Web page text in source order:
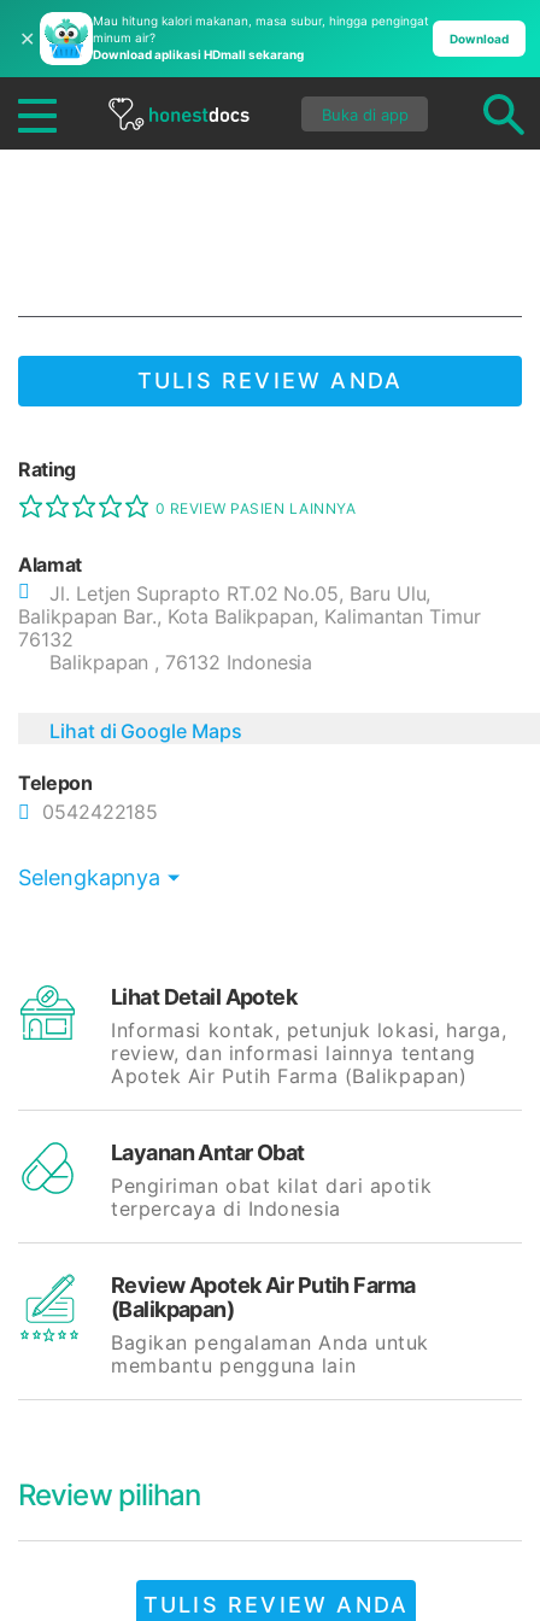
✕
Mau hitung kalori makanan, masa subur, hingga pengingat
minum air?
Download aplikasi HDmall sekarang
Download
Buka di app
TULIS REVIEW ANDA
Rating
0 REVIEW PASIEN LAINNYA
Alamat
Jl. Letjen Suprapto RT.02 No.05, Baru Ulu,
Balikpapan Bar., Kota Balikpapan, Kalimantan Timur
76132
Balikpapan , 76132 Indonesia
Lihat di Google Maps
Telepon
0542422185
Selengkapnya
Lihat Detail Apotek
Informasi kontak, petunjuk lokasi, harga,
review, dan informasi lainnya tentang
Apotek Air Putih Farma (Balikpapan)
Layanan Antar Obat
Pengiriman obat kilat dari apotik
terpercaya di Indonesia
Review Apotek Air Putih Farma
(Balikpapan)
Bagikan pengalaman Anda untuk
membantu pengguna lain
Review pilihan
TULIS REVIEW ANDA